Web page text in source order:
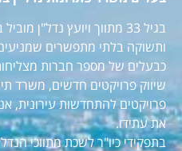
בגיל 33 מתווך ויועץ
ותשוקה בלתי מתפשרים
כבעלים של מספר חברות
שיווק פרויקטים חדשים, משרד
פרויקטים להתחדשות עירונית,
את עתידו.
בתפקידי כיו"ר לשכת מתווכי